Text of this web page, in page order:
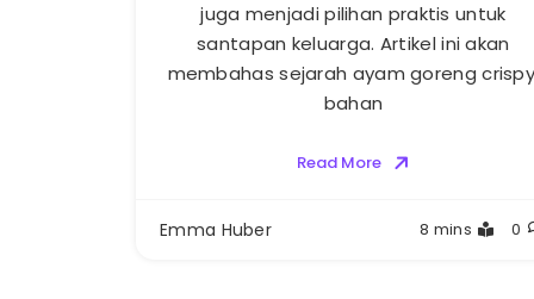
juga menjadi pilihan praktis untuk
santapan keluarga. Artikel ini akan
membahas sejarah ayam goreng
bahan
Read More
Emma Huber 8 mins 0